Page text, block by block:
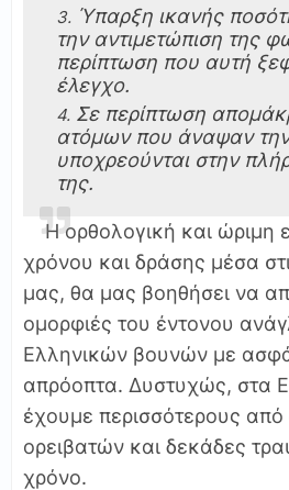
Ύπαρξη ικανής
την αντιμετώπιση της
περίπτωση που αυτή
έλεγχο.
Σε περίπτωση
ατόμων που άναψαν
υποχρεούνται στην
της.
Η ορθολογική και ώριμη
χρόνου και δράσης μέσα
μας, θα μας βοηθήσει να
ομορφιές του έντονου
Ελληνικών βουνών με
απρόοπτα. Δυστυχώς, στα
έχουμε περισσότερους
ορειβατών και δεκάδες
χρόνο.